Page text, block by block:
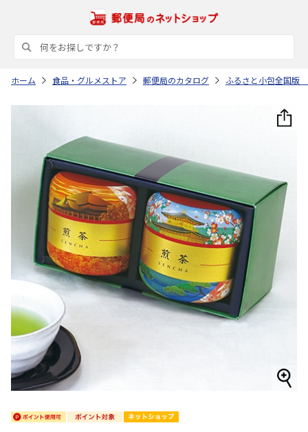
ホーム 食品・グルメストア 郵便局のカタログ ふるさと小包全国版